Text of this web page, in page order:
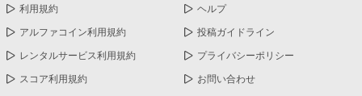
利用規約 ヘルプ
アルファコイン利用規約 投稿ガイドライン
レンタルサービス利用規約 プライバシーポリシー
スコア利用規約 お問い合わせ